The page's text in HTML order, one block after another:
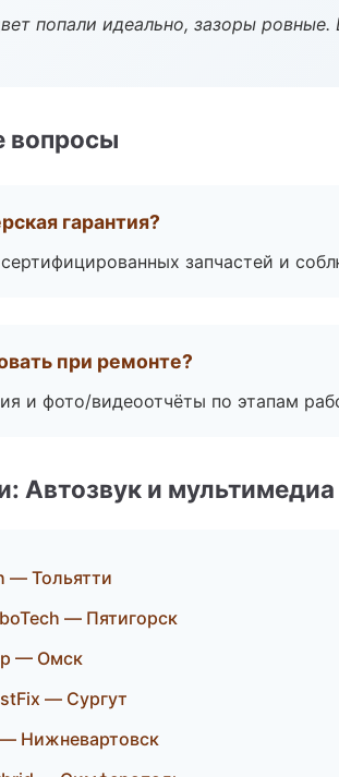
попали идеально, зазоры
вопросы
гарантия?
запчастей и
при ремонте?
и фото/видеоотчёты по этапам
Автозвук и мультимедиа
— Тольятти
— Пятигорск
— Омск
— Сургут
Нижневартовск